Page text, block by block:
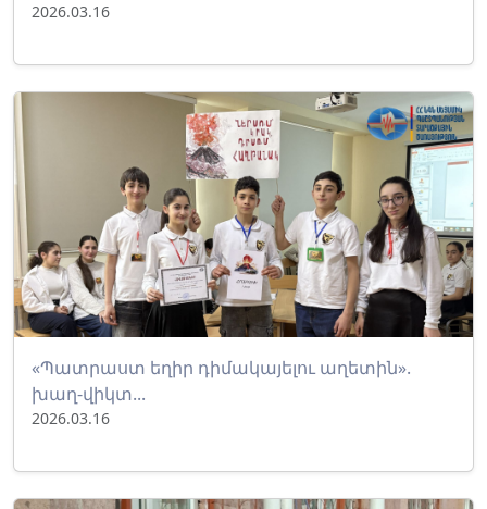
2026.03.16
«Պատրաստ եղիր դիմակայելու աղետին».
խաղ-վիկտ...
2026.03.16